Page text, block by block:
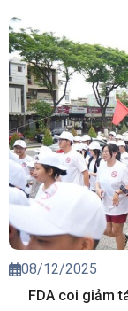
08/12/2025
FDA coi giảm